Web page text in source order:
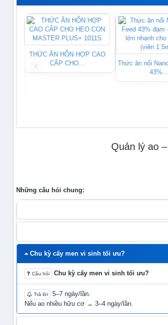
THỨC ĂN HỖN HỢP CAO
CẤP CHO...
Thức ăn nổi
43%...
Quản lý ao
Những câu hỏi chung:
Chu kỳ cấy men vi sinh tối ưu?
Câu hỏi Chu kỳ cấy men vi sinh tối ưu?
Trả lời
5–7 ngày/lần.
Nếu ao nhiều hữu cơ → 3–4 ngày/lần.